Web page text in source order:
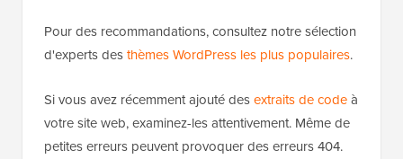
Pour des recommandations, consultez notre sélection
d'experts desthèmes WordPress les plus populaires.
Si vous avez récemment ajouté desextraits de codeà
votre site web, examinez-les attentivement. Même de
petites erreurs peuvent provoquer des erreurs 404.